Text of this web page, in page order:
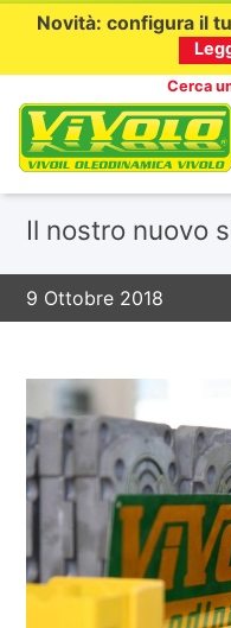
Novità: configura il
Cerca
Il nostro nuovo
9 Ottobre 2018